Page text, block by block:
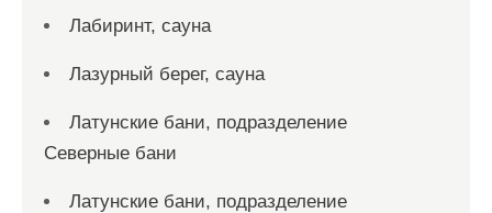
Лабиринт, сауна
Лазурный берег, сауна
Латунские бани, подразделение
Северные бани
Латунские бани, подразделение